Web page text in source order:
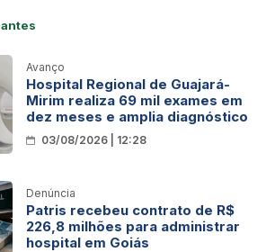
Avanço
Hospital Regional de Guajará-
Mirim realiza 69 mil exames em
dez meses e amplia diagnóstico
03/08/2026 | 12:28
Denúncia
Patris recebeu contrato de R$
226,8 milhões para administrar
hospital em Goiás